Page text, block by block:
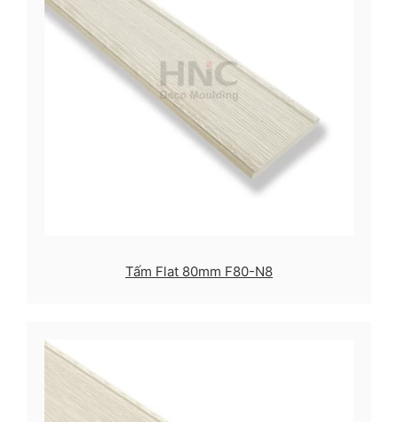
Tấm Flat 80mm F80-N8